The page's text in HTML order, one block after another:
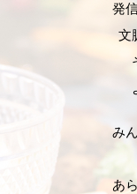
発
文
み
あ